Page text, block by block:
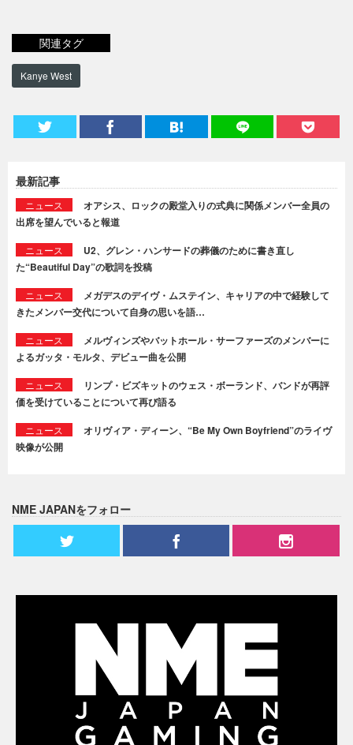
関連タグ
Kanye West
最新記事
ニュース
オアシス、ロックの殿堂入りの式典に関係メンバー全員の
出席を望んでいると報道
ニュース
U2、グレン・ハンサードの葬儀のために書き直し
た“Beautiful Day”の歌詞を投稿
ニュース
メガデスのデイヴ・ムステイン、キャリアの中で経験して
きたメンバー交代について自身の思いを語…
ニュース
メルヴィンズやバットホール・サーファーズのメンバーに
よるガッタ・モルタ、デビュー曲を公開
ニュース
リンプ・ビズキットのウェス・ボーランド、バンドが再評
価を受けていることについて再び語る
ニュース
オリヴィア・ディーン、“Be My Own Boyfriend”のライヴ
映像が公開
NME JAPANをフォロー